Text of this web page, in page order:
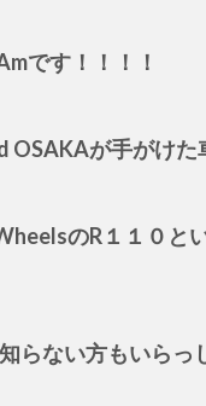
です！！！！
が手がけた
のR１１０と
らない方もいら